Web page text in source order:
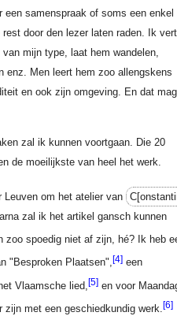
een samenspraak of soms een enkel
door den lezer laten raden. Ik
mijn type, laat hem wandelen,
enz. Men leert hem zoo allengskens
en ook zijn omgeving. En dat mag
zal ik kunnen voortgaan. Die 20
de moeilijkste van heel het werk.
om het atelier van
zal ik het artikel gansch kunnen
zoo spoedig niet af zijn, hé? Ik heb
"Besproken Plaatsen",[4]een
Vlaamsche lied, [5]en voor
zijn met een geschiedkundig werk.[6]